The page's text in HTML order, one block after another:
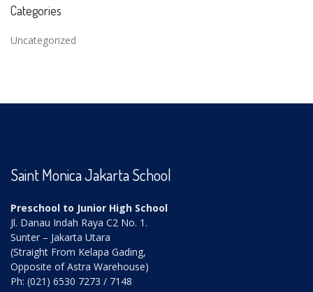
Categories
Uncategorized
Saint Monica Jakarta School
Preschool to Junior High School
Jl. Danau Indah Raya C2 No. 1.
Sunter – Jakarta Utara
(Straight From Kelapa Gading,
Opposite of Astra Warehouse)
Ph: (021) 6530 7273 / 7148